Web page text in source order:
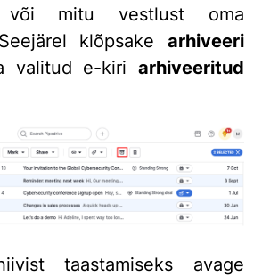
mitu vestlust oma
klõpsake arhiveeri
valitud e-kiri arhiveeritud
taastamiseks avage